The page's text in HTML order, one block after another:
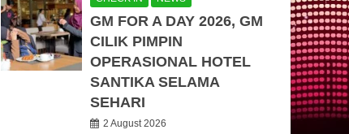
GM FOR A DAY 2026, GM
CILIK PIMPIN
OPERASIONAL HOTEL
SANTIKA SELAMA
SEHARI
2 August 2026